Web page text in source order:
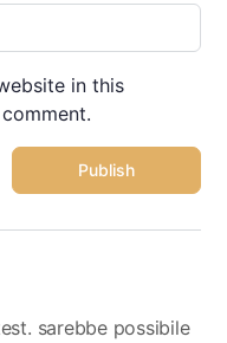
in this
sarebbe possibile